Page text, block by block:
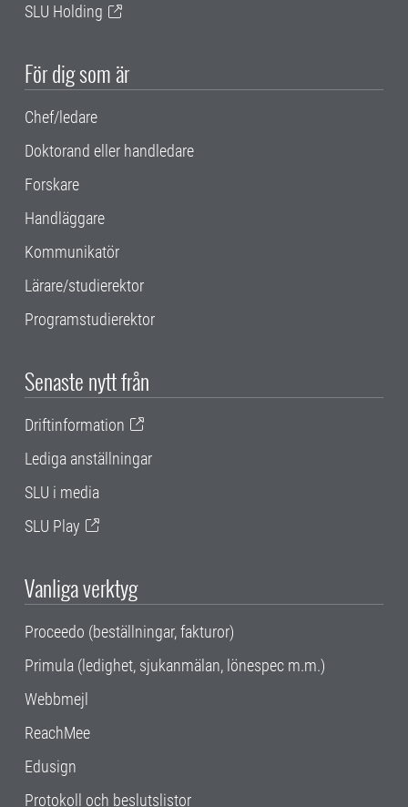
SLU Holding
För dig som är
Chef/ledare
Doktorand eller handledare
Forskare
Handläggare
Kommunikatör
Lärare/studierektor
Programstudierektor
Senaste nytt från
Driftinformation
Lediga anställningar
SLU i media
SLU Play
Vanliga verktyg
Proceedo (beställningar, fakturor)
Primula (ledighet, sjukanmälan, lönespec m.m.)
Webbmejl
ReachMee
Edusign
Protokoll och beslutslistor